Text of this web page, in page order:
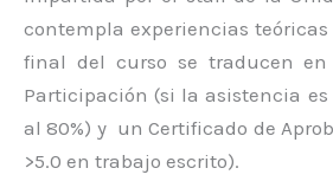
contempla experiencias
final del curso se traducen
Participación (si la asistencia
al 80%) y un Certificado de
>5.0 en trabajo escrito).